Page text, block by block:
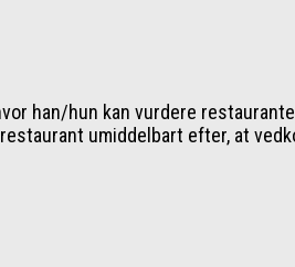
han/hun kan vurdere
umiddelbart efter, at